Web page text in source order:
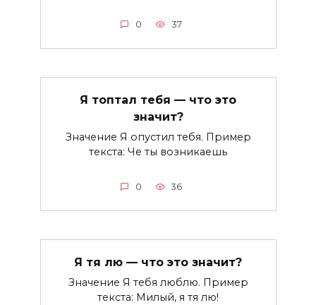
0 37
Я топтал тебя — что это
значит?
Значение Я опустил тебя. Пример
текста: Че ты возникаешь
0 36
Я тя лю — что это значит?
Значение Я тебя люблю. Пример
текста: Милый, я тя лю!